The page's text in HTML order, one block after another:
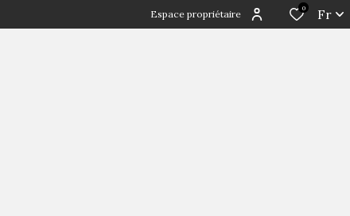
Espace propriétaire
0 Fr